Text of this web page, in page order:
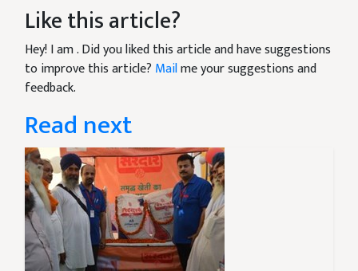
Like this article?
Hey! I am. Did you liked this article and have suggestions
to improve this article? Mailme your suggestions and
feedback.
Read next